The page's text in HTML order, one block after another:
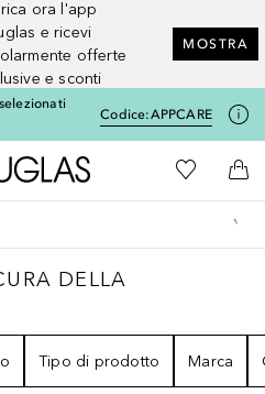
ora l'app
e ricevi
offerte
e sconti
MOSTRA
Codice:APPCARE
A Douglas HomeAlla Mia
Al
DELLA PELLE
DELLA
Tipo di prodotto Marca